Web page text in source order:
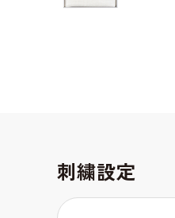
刺繍設定